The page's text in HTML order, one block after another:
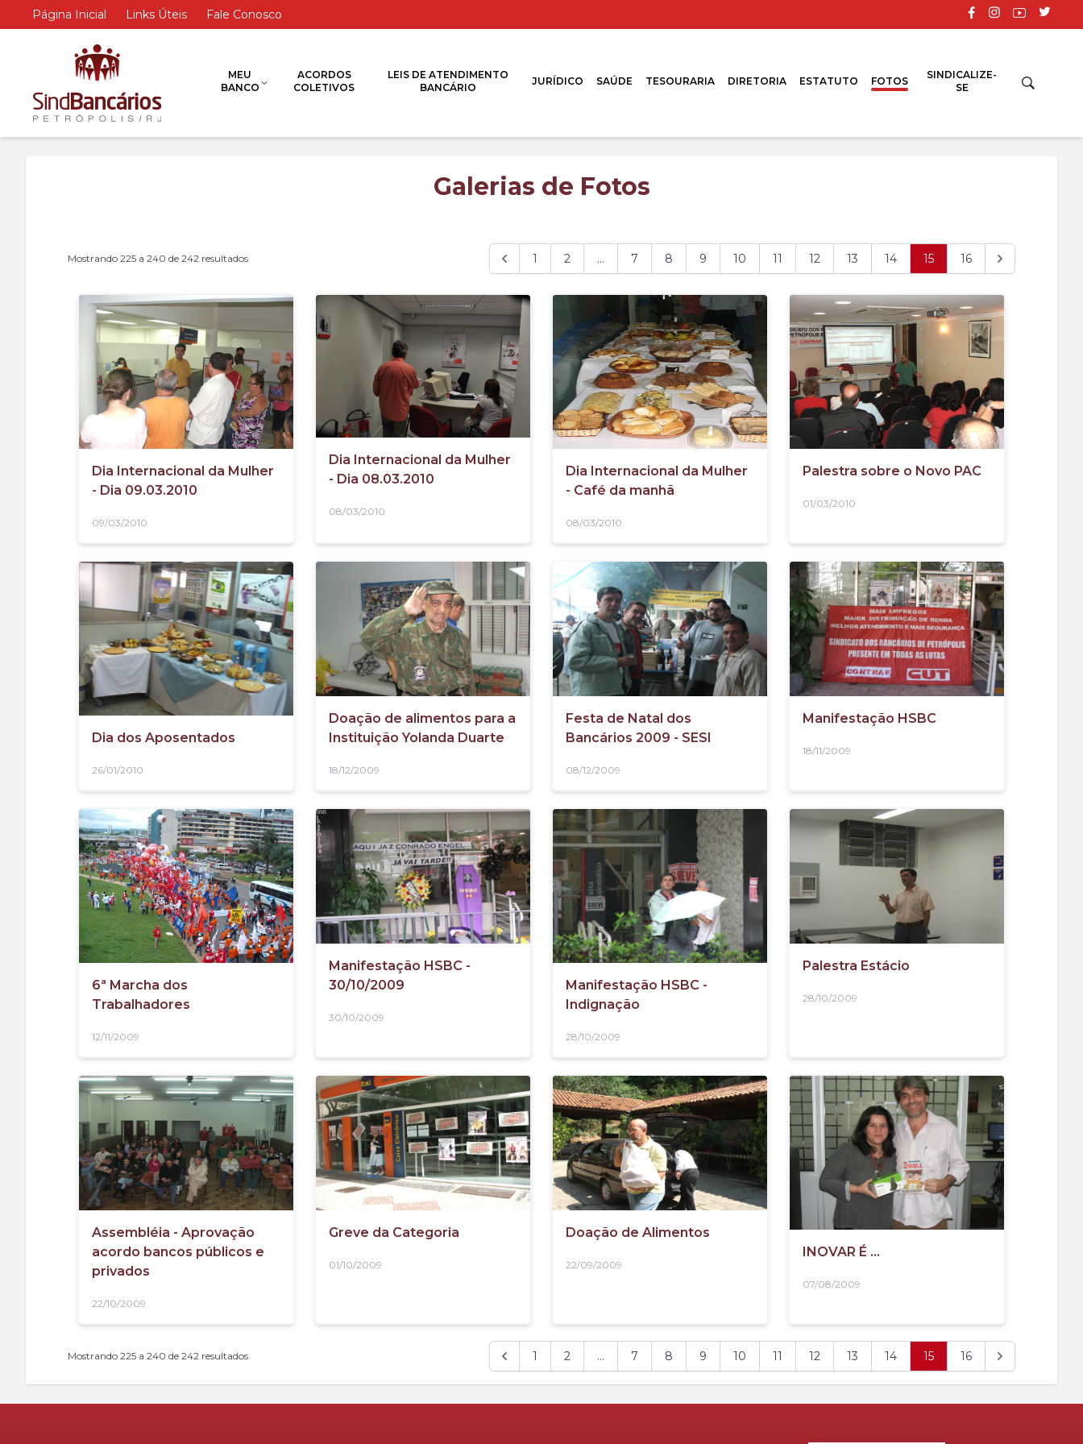
Página Inicial Links Úteis Fale Conosco
MEU
BANCO
ACORDOS
COLETIVOS
LEIS DE ATENDIMENTO
BANCÁRIO
JURÍDICO SAÚDE TESOURARIA DIRETORIA ESTATUTO FOTOS
SINDICALIZE-
SE
Galerias de Fotos
Mostrando 225 a 240 de 242 resultados 1 2 ... 7 8 9 10 11 12 13 14 15 16
Dia Internacional da Mulher
- Dia 09.03.2010
09/03/2010
Dia Internacional da Mulher
- Dia 08.03.2010
08/03/2010
Dia Internacional da Mulher
- Café da manhã
08/03/2010
Palestra sobre o Novo PAC
01/03/2010
Dia dos Aposentados
26/01/2010
Doação de alimentos para a
Instituição Yolanda Duarte
18/12/2009
Festa de Natal dos
Bancários 2009 - SESI
08/12/2009
Manifestação HSBC
18/11/2009
6ª Marcha dos
Trabalhadores
12/11/2009
Manifestação HSBC -
30/10/2009
30/10/2009
Manifestação HSBC -
Indignação
28/10/2009
Palestra Estácio
28/10/2009
Assembléia - Aprovação
acordo bancos públicos e
privados
22/10/2009
Greve da Categoria
01/10/2009
Doação de Alimentos
22/09/2009
INOVAR É ...
07/08/2009
Mostrando 225 a 240 de 242 resultados 1 2 ... 7 8 9 10 11 12 13 14 15 16